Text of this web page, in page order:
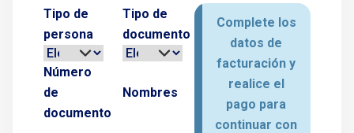
Tipo de
persona
Tipo de
documento
Número
de
documento
Nombres
Complete los
datos de
facturación y
realice el
pago para
continuar con